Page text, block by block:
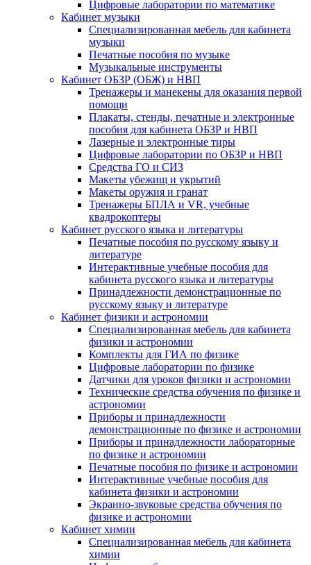
Цифровые лаборатории по математике
Кабинет музыки
Специализированная мебель для кабинета
музыки
Печатные пособия по музыке
Музыкальные инструменты
Кабинет ОБЗР (ОБЖ) и НВП
Тренажеры и манекены для оказания первой
помощи
Плакаты, стенды, печатные и электронные
пособия для кабинета ОБЗР и НВП
Лазерные и электронные тиры
Цифровые лаборатории по ОБЗР и НВП
Средства ГО и СИЗ
Макеты убежищ и укрытий
Макеты оружия и гранат
Тренажеры БПЛА и VR, учебные
квадрокоптеры
Кабинет русского языка и литературы
Печатные пособия по русскому языку и
литературе
Интерактивные учебные пособия для
кабинета русского языка и литературы
Принадлежности демонстрационные по
русскому языку и литературе
Кабинет физики и астрономии
Специализированная мебель для кабинета
физики и астрономии
Комплекты для ГИА по физике
Цифровые лаборатории по физике
Датчики для уроков физики и астрономии
Технические средства обучения по физике и
астрономии
Приборы и принадлежности
демонстрационные по физике и астрономии
Приборы и принадлежности лабораторные
по физике и астрономии
Печатные пособия по физике и астрономии
Интерактивные учебные пособия для
кабинета физики и астрономии
Экранно-звуковые средства обучения по
физике и астрономии
Кабинет химии
Специализированная мебель для кабинета
химии